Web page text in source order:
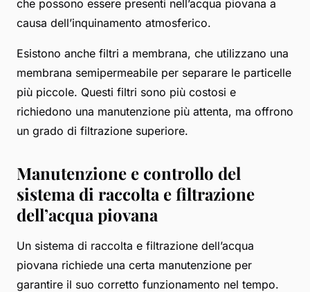
che possono essere presenti nell’acqua piovana a
causa dell’inquinamento atmosferico.
Esistono anche filtri a membrana, che utilizzano una
membrana semipermeabile per separare le particelle
più piccole. Questi filtri sono più costosi e
richiedono una manutenzione più attenta, ma offrono
un grado di filtrazione superiore.
Manutenzione e controllo del
sistema di raccolta e filtrazione
dell’acqua piovana
Un sistema di raccolta e filtrazione dell’acqua
piovana richiede una certa manutenzione per
garantire il suo corretto funzionamento nel tempo.